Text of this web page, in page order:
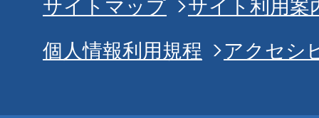
サイトマップ
サイト利用案
個人情報利用規程
アクセシ